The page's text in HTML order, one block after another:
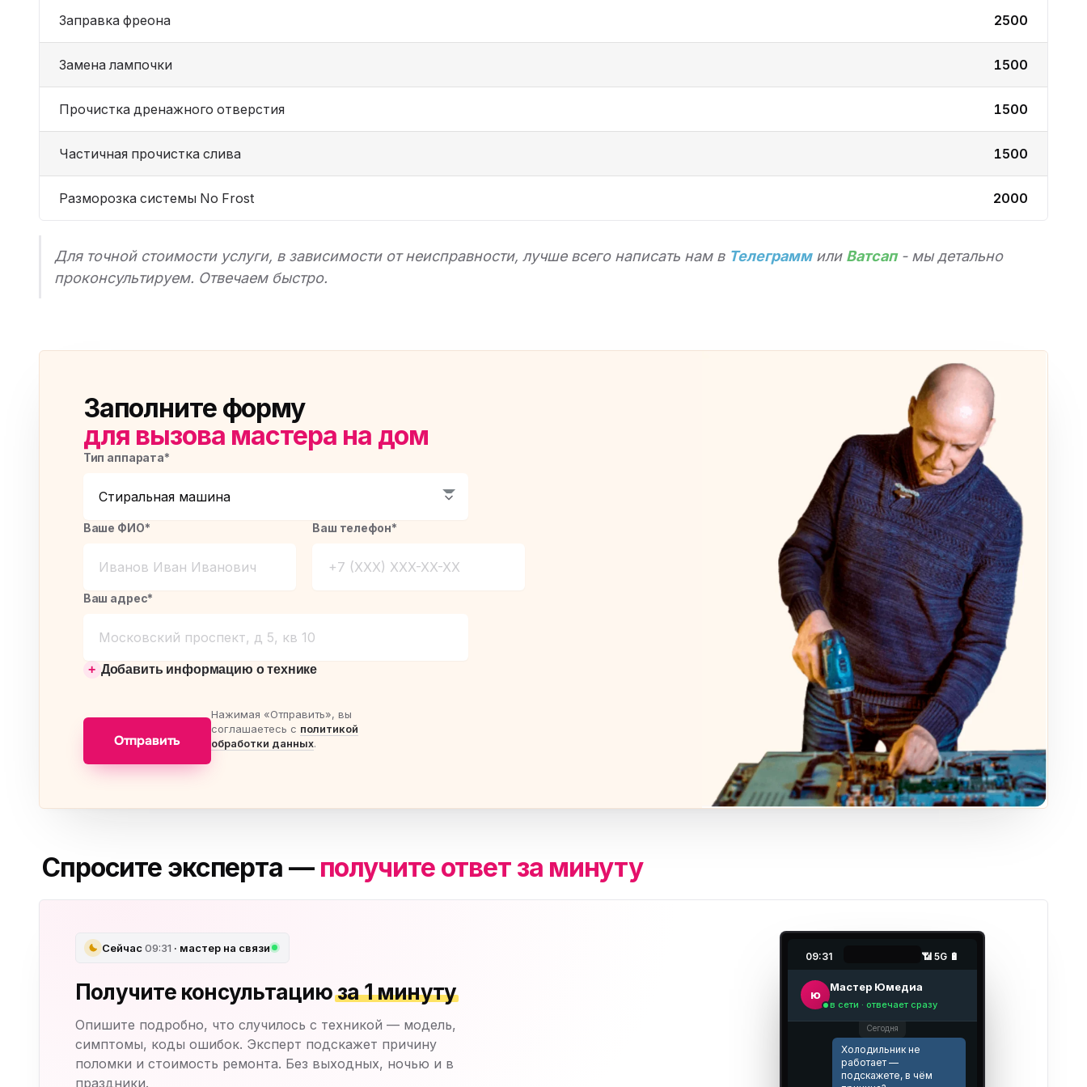
Заправка фреона 2500
Замена лампочки 1500
Прочистка дренажного отверстия 1500
Частичная прочистка слива 1500
Разморозка системы No Frost 2000
Для точной стоимости услуги, в зависимости от неисправности, лучше всего написать нам в Телеграмм или Ватсап- мы детально
проконсультируем. Отвечаем быстро.
Заполните форму
для вызова мастера на дом
Тип аппарата*
Ваше ФИО* Ваш телефон*
Ваш адрес*
Добавить информацию о технике
Отправить
Нажимая «Отправить», вы
соглашаетесь с политикой
обработки данных.
Спросите эксперта — получите ответ за минуту
Сейчас09:31 · мастер на связи
Получите консультациюза 1 минуту
Опишите подробно, что случилось с техникой — модель,
симптомы, коды ошибок. Эксперт подскажет причину
поломки и стоимость ремонта. Без выходных, ночью и в
праздники.
09:31 📶 5G 🔋
ю
Мастер Юмедиа
в сети · отвечает сразу
Сегодня
Холодильник не
работает —
подскажете, в чём